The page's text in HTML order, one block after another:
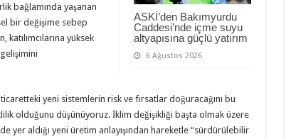
ASKİ’den Bakımyurdu
Caddesi’nde içme suyu
altyapısına güçlü yatırım
6 Ağustos 2026
bağlamında yaşanan
bir değişime sebep
yüksek
yeni sistemlerin risk ve fırsatlar doğuracağını bu
olduğunu düşünüyoruz. İklim değişikliği başta olmak üzere
yer aldığı yeni üretim anlayışından hareketle “sürdürülebilir